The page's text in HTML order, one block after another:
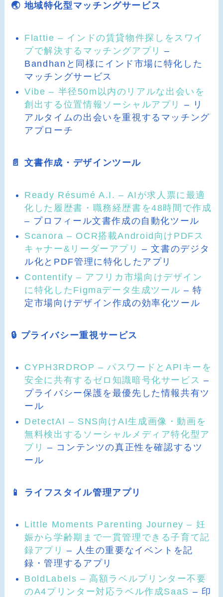
🌏 地域特化型マッチングサービス
Flattie – インドの賃貸物件探しをスワイ
プで解決するマッチングアプリ –
Bandhanと同様にインド市場に特化した
マッチングサービス
Vibe – 半径50m以内のリアルな出会いを
創出する位置情報ソーシャルアプリ
– リ
アルタイムの出会いを重視するマッチング
アプローチ
📄 文書作成・デザインツール
Ready Résumé A.I. – AIが求人票に最適
化した履歴書・職務経歴書を48時間で作成
– プロフィール文書作成の自動化ツール
Scanora – OCR搭載Android向けPDFス
キャナー&リーダーアプリ – 文書のデジタ
ル化とPDF管理に特化したアプリ
Contentify – アフリカ市場向けデザイン
に特化したFigmaデータ生成ツール – 特
定市場向けデザイン作成の効率化ツール
🔒 プライバシー重視サービス
CYPH3RDROP – パスワードとAPIキーを
安全に共有するゼロ知識暗号化サービス –
プライバシー保護を最優先した情報共有ツ
ール
DetectAI – SNS向けAI生成画像・動画を
無料検出するソーシャルメディア特化型ア
プリ – コンテンツの真正性を確認するツ
ール
📱 ライフスタイル管理アプリ
Little Moments Parenting Journey – 妊
娠から学齢期まで一貫管理できる子育て記
録アプリ – 人生の重要なイベントを記
録・管理するアプリ
BoldLabels – 高額ラベルプリンター不要
のA4プリンター対応ラベル作成SaaS – 印